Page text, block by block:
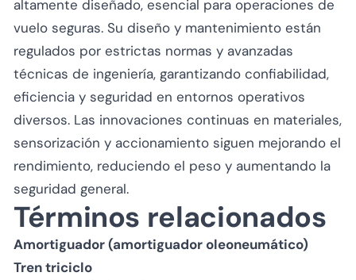
altamente diseñado, esencial para operaciones de
vuelo seguras. Su diseño y mantenimiento están
regulados por estrictas normas y avanzadas
técnicas de ingeniería, garantizando confiabilidad,
eficiencia y seguridad en entornos operativos
diversos. Las innovaciones continuas en materiales,
sensorización y accionamiento siguen mejorando el
rendimiento, reduciendo el peso y aumentando la
seguridad general.
Términos relacionados
Amortiguador (amortiguador oleoneumático)
Tren triciclo